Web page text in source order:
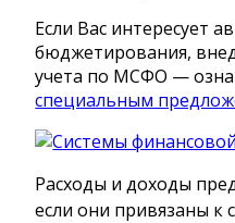
Если Вас интересует
бюджетирования,
учета по МСФО —
специальным
Расходы и доходы
если они привязаны к